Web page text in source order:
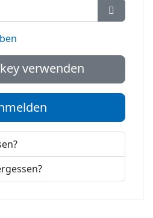
verwenden